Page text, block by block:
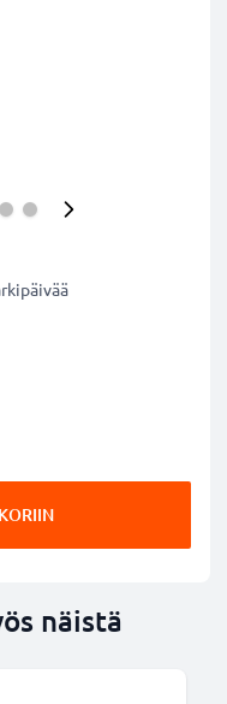
näistä